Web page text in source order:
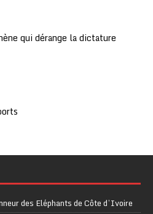
qui dérange la dictature
des Eléphants de Côte d’Ivoire